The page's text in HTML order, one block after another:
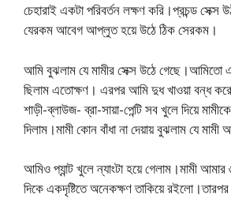
চেহারাই একটা পরিবর্তন লক্ষণ করি।প্রচন্ড সেক্স
যেরকম আবেগ আপ্লুত হয়ে উঠে ঠিক সেরকম।
আমি বুঝলাম যে মামীর সেক্স উঠে গেছে।আমিতো
ছিলাম এতোক্ষণ। এরপর আমি দুধ খাওয়া বন্ধ করে
শাড়ী-ব্লাউজ- ব্রা-সায়া-পেন্টি সব খুলে দিয়ে
দিলাম।মামী কোন বাঁধা না দেয়ায় বুঝলাম যে
আমিও প্যান্ট খুলে ন্যাংটা হয়ে গেলাম।মামী আমার
দিকে একদৃষ্টিতে অনেকক্ষণ তাকিয়ে